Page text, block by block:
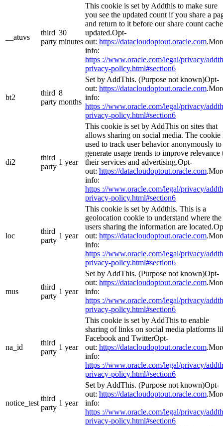
__atuvs
third
party
30
minutes
This cookie is set by Addthis to make sure
you see the updated count if you share a
and return to it before our share count
updated.Opt-
out: https://datacloudoptout.oracle.com
info:
https ://www.oracle.com/legal/privacy/
privacy-policy.html#section6
bt2
third
party
8
months
Set by AddThis. (Purpose not known)Opt-
out: https://datacloudoptout.oracle.com
info:
https ://www.oracle.com/legal/privacy/
privacy-policy.html#section6
di2
third
party
1 year
This cookie is set by AddThis on sites that
allows sharing on social media. The cookie
used to track user behavior anonymously to
generate usage trends to improve relevance
their services and advertising.Opt-
out: https://datacloudoptout.oracle.com
info:
https ://www.oracle.com/legal/privacy/
privacy-policy.html#section6
loc
third
party
1 year
This cookie is set by Addthis. This is a
geolocation cookie to understand where the
users sharing the information are
out: https://datacloudoptout.oracle.com
info:
https ://www.oracle.com/legal/privacy/
privacy-policy.html#section6
mus
third
party
1 year
Set by AddThis. (Purpose not known)Opt-
out: https://datacloudoptout.oracle.com
info:
https ://www.oracle.com/legal/privacy/
privacy-policy.html#section6
na_id
third
party
1 year
This cookie is set by AddThis to enable
sharing of links on social media platforms
Facebook and TwitterOpt-
out: https://datacloudoptout.oracle.com
info:
https ://www.oracle.com/legal/privacy/
privacy-policy.html#section6
notice_test
third
party
1 year
Set by AddThis. (Purpose not known)Opt-
out: https://datacloudoptout.oracle.com
info:
https ://www.oracle.com/legal/privacy/
privacy-policy.html#section6